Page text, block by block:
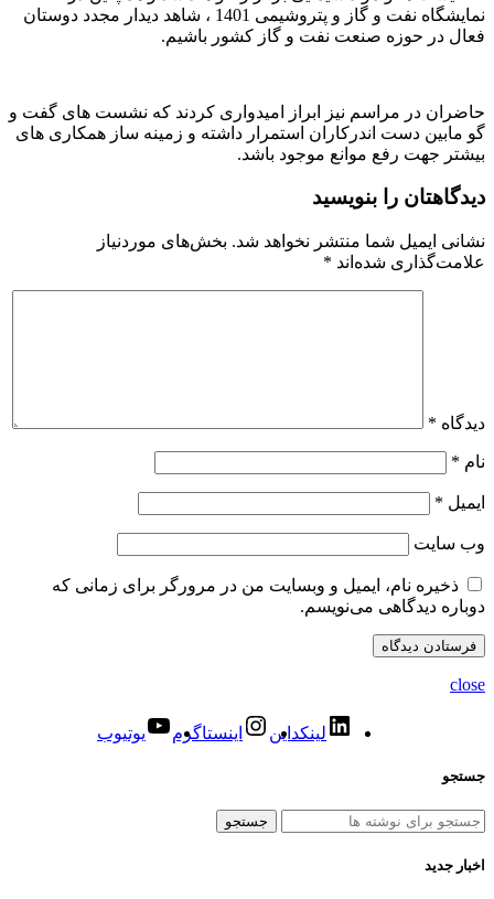
نمایشگاه نفت و گاز و پتروشیمی 1401 ، شاهد دیدار مجدد دوستان
فعال در حوزه صنعت نفت و گاز کشور باشیم.
حاضران در مراسم نیز ابراز امیدواری کردند که نشست های گفت و
گو مابین دست اندرکاران استمرار داشته و زمینه ساز همکاری های
بیشتر جهت رفع موانع موجود باشد.
دیدگاهتان را بنویسید
نشانی ایمیل شما منتشر نخواهد شد. بخش‌های موردنیاز
علامت‌گذاری شده‌اند *
دیدگاه *
نام *
ایمیل *
وب‌ سایت
ذخیره نام، ایمیل و وبسایت من در مرورگر برای زمانی که
دوباره دیدگاهی می‌نویسم.
close
لینکداین اینستاگرم یوتیوب
جستجو
جستجو
اخبار جدید